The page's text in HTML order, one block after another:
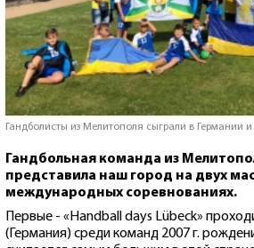
Гандболисты из Мелитополя сыграли в Германии
Гандбольная команда из
представила наш город на двух
международных соревнованиях.
Первые - «Handball days Lübeck»
(Германия) среди команд 2007 г.